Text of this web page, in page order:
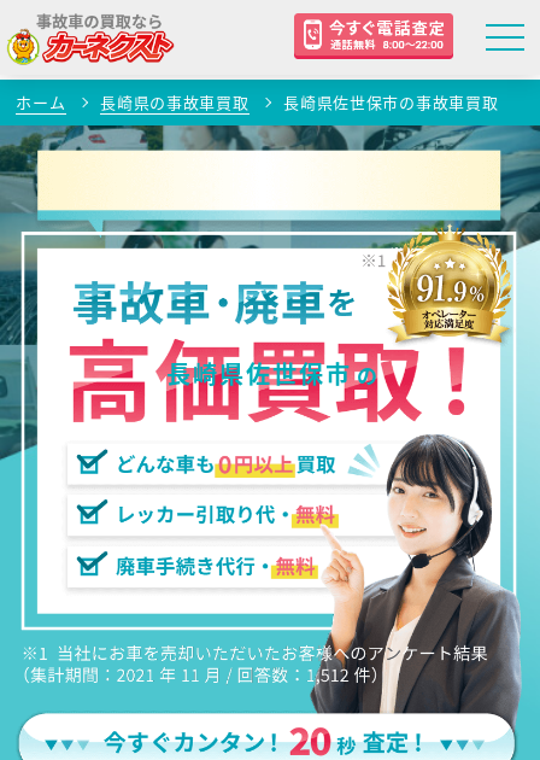
ホーム 長崎県の事故車買取 長崎県佐世保市の事故車買取
長崎県佐世保市の